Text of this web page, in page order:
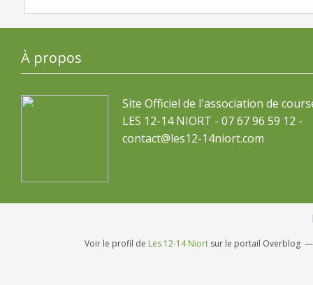
À propos
Site Officiel de l'association de
LES 12-14 NIORT - 07 67 96 59 12 -
contact@les12-14niort.com
Voir le profil de Les 12-14 Niort sur le portail Overblog